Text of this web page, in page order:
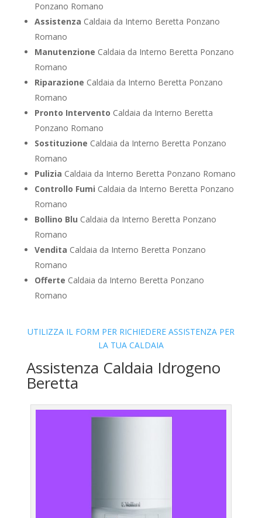
Ponzano Romano
Assistenza Caldaia da Interno Beretta Ponzano
Romano
Manutenzione Caldaia da Interno Beretta Ponzano
Romano
Riparazione Caldaia da Interno Beretta Ponzano
Romano
Pronto Intervento Caldaia da Interno Beretta
Ponzano Romano
Sostituzione Caldaia da Interno Beretta Ponzano
Romano
Pulizia Caldaia da Interno Beretta Ponzano Romano
Controllo Fumi Caldaia da Interno Beretta Ponzano
Romano
Bollino Blu Caldaia da Interno Beretta Ponzano
Romano
Vendita Caldaia da Interno Beretta Ponzano
Romano
Offerte Caldaia da Interno Beretta Ponzano
Romano
UTILIZZA IL FORM PER RICHIEDERE ASSISTENZA PER
LA TUA CALDAIA
Assistenza Caldaia Idrogeno
Beretta